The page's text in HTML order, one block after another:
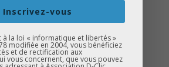
Inscrivez-vous
à la loi « informatique et libertés »
modifiée en 2004, vous bénéficiez
et de rectification aux
vous concernent, que vous pouvez